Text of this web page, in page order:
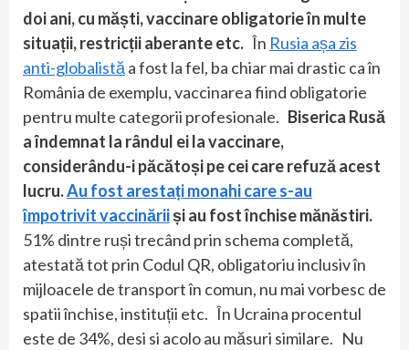
doi ani, cu măști, vaccinare obligatorie în multe
situații, restricții aberante etc. În Rusia așa zis
anti-globalistă a fost la fel, ba chiar mai drastic ca în
România de exemplu, vaccinarea fiind obligatorie
pentru multe categorii profesionale. Biserica Rusă
a îndemnat la rândul ei la vaccinare,
considerându-i păcătoși pe cei care refuză acest
lucru.Au fost arestați monahi care s-au
împotrivit vaccinăriiși au fost închise mănăstiri.
51% dintre ruși trecând prin schema completă,
atestată tot prin Codul QR, obligatoriu inclusiv în
mijloacele de transport în comun, nu mai vorbesc de
spatii închise, instituții etc. În Ucraina procentul
este de 34%, desi si acolo au măsuri similare. Nu